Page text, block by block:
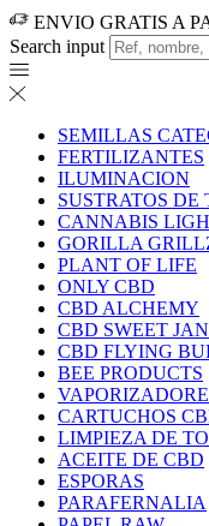
ENVIO GRATIS A
Search input
SEMILLAS
FERTILIZANTES
ILUMINACION
SUSTRATOS DE
CANNABIS
GORILLA
PLANT OF LIFE
ONLY CBD
CBD ALCHEMY
CBD SWEET
CBD FLYING
BEE PRODUCTS
CARTUCHOS
LIMPIEZA DE
ACEITE DE CBD
ESPORAS
PARAFERNALIA